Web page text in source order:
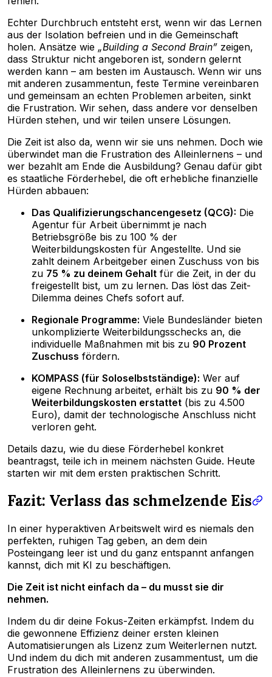
Echter Durchbruch entsteht erst, wenn wir das Lernen
aus der Isolation befreien und in die Gemeinschaft
holen. Ansätze wie „Building a Second Brain” zeigen,
dass Struktur nicht angeboren ist, sondern gelernt
werden kann – am besten im Austausch. Wenn wir uns
mit anderen zusammentun, feste Termine vereinbaren
und gemeinsam an echten Problemen arbeiten, sinkt
die Frustration. Wir sehen, dass andere vor denselben
Hürden stehen, und wir teilen unsere Lösungen.
Die Zeit ist also da, wenn wir sie uns nehmen. Doch wie
überwindet man die Frustration des Alleinlernens – und
wer bezahlt am Ende die Ausbildung? Genau dafür gibt
es staatliche Förderhebel, die oft erhebliche finanzielle
Hürden abbauen:
Das Qualifizierungschancengesetz (QCG): Die
Agentur für Arbeit übernimmt je nach
Betriebsgröße bis zu 100 % der
Weiterbildungskosten für Angestellte. Und sie
zahlt deinem Arbeitgeber einen Zuschuss von bis
zu 75 % zu deinem Gehalt für die Zeit, in der du
freigestellt bist, um zu lernen. Das löst das Zeit-
Dilemma deines Chefs sofort auf.
Regionale Programme: Viele Bundesländer bieten
unkomplizierte Weiterbildungsschecks an, die
individuelle Maßnahmen mit bis zu 90 Prozent
Zuschuss fördern.
KOMPASS (für Soloselbstständige): Wer auf
eigene Rechnung arbeitet, erhält bis zu 90 % der
Weiterbildungskosten erstattet (bis zu 4.500
Euro), damit der technologische Anschluss nicht
verloren geht.
Details dazu, wie du diese Förderhebel konkret
beantragst, teile ich in meinem nächsten Guide. Heute
starten wir mit dem ersten praktischen Schritt.
Fazit: Verlass das schmelzende Eis
In einer hyperaktiven Arbeitswelt wird es niemals den
perfekten, ruhigen Tag geben, an dem dein
Posteingang leer ist und du ganz entspannt anfangen
kannst, dich mit KI zu beschäftigen.
Die Zeit ist nicht einfach da – du musst sie dir
nehmen.
Indem du dir deine Fokus-Zeiten erkämpfst. Indem du
die gewonnene Effizienz deiner ersten kleinen
Automatisierungen als Lizenz zum Weiterlernen nutzt.
Und indem du dich mit anderen zusammentust, um die
Frustration des Alleinlernens zu überwinden.